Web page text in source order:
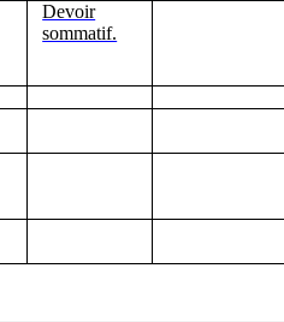
Devoir
sommatif.